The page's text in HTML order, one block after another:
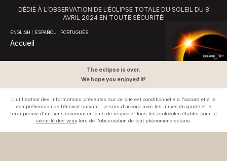
DÉDIÉ À L’OBSERVATION DE L'ÉCLIPSE TOTALE DU SOLEIL DU 8
AVRIL 2024 EN TOUTE SÉCURITÉ!
ENGLISH ESPAÑOL PORTUGUÊS
Accueil
The eclipse is over.
We hope you enjoyed it!
L’utilisation des informations présentes sur ce site est conditionnelle à l’accord et à la
compréhension de l’énoncé suivant : je suis d’accord avec les mises en garde et je
ferai preuve d’un sens commun en plus de respecter tous les protocoles établis pour la
sécurité des yeuxlors de l'observation de tout phénomène solaire.